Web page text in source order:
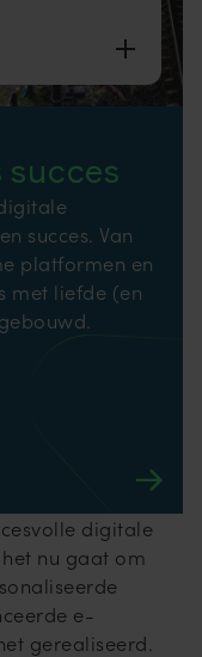
digitale
nu gaat om
e-
gerealiseerd.
succes
succes. Van
platformen en
met liefde (en